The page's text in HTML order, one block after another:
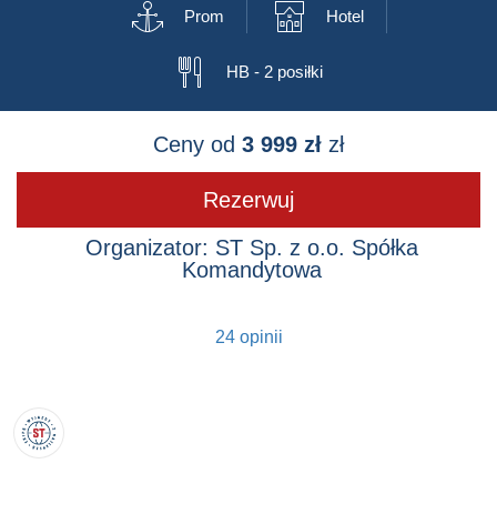
⚓ Prom 🏨 Hotel
🍴 HB - 2 posiłki
Ceny od 3 999 zł zł
Rezerwuj
Organizator: ST Sp. z o.o. Spółka
Komandytowa
24 opinii